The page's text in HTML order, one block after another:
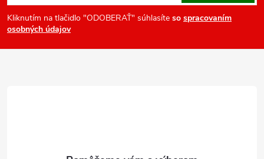
i
Kliknutím na tlačidlo "ODOBERAŤ" súhlasíte so spracovaním
osobných údajov